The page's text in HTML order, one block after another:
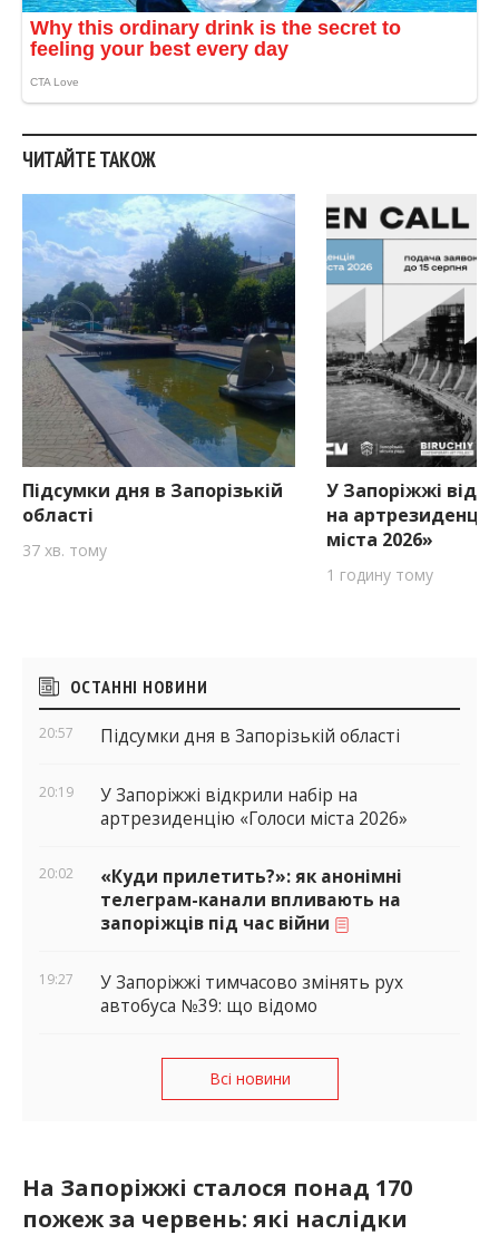
ЧИТАЙТЕ ТАКОЖ
Підсумки дня в Запорізькій
області
37 хв. тому
У Запоріжжі
на
міста 2026»
1 годину тому
Бічні
віджети
ОСТАННІ НОВИНИ
20:57 Підсумки дня в Запорізькій області
20:19
У Запоріжжі відкрили набір на
артрезиденцію «Голоси міста 2026»
20:02
«Куди прилетить?»: як анонімні
телеграм-канали впливають на
запоріжців під час війни
19:27
У Запоріжжі тимчасово змінять рух
автобуса №39: що відомо
Всі новини
На Запоріжжі сталося понад 170
пожеж за червень: які наслідки